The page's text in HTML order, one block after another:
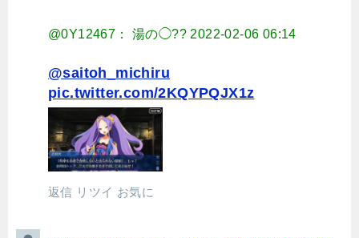
@0Y12467： 湯の◯?? 2022-02-06 06:14
@saitoh_michiru
pic.twitter.com/2KQYPQJX1z
返信 リツイ お気に